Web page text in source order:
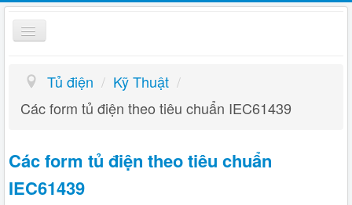
Toggle
Navigation
Tủ điện
Giỏ hàng
Liên hệ
Tủ điện / Kỹ Thuật /
Các form tủ điện theo tiêu chuẩn IEC61439
Các form tủ điện theo tiêu chuẩn
IEC61439